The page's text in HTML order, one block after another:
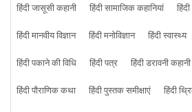
हिंदी जासूसी कहानी
हिंदी सामाजिक कहानियां
हिंदी मानवीय विज्ञान
हिंदी मनोविज्ञान हिंदी स्वास्थ्य
हिंदी पकाने की विधि
हिंदी पत्र हिंदी डरावनी कहानी
हिंदी पौराणिक कथा
हिंदी पुस्तक समीक्षाएं हिंदी